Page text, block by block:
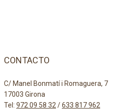
CONTACTO
C/ Manel Bonmatí i Romaguera, 7
17003 Girona
Tel: 972 09 58 32/633 817 962